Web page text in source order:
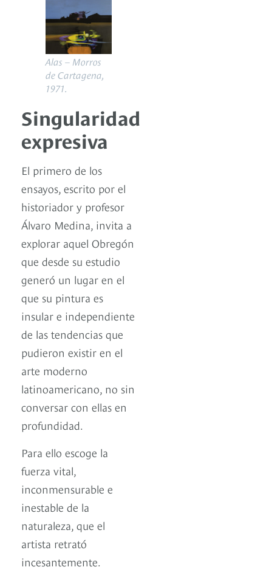
Alas – Morros
de Cartagena,
1971.
Singularidad
expresiva
El primero de los
ensayos, escrito por el
historiador y profesor
Álvaro Medina, invita a
explorar aquel Obregón
que desde su estudio
generó un lugar en el
que su pintura es
insular e independiente
de las tendencias que
pudieron existir en el
arte moderno
latinoamericano, no sin
conversar con ellas en
profundidad.
Para ello escoge la
fuerza vital,
inconmensurable e
inestable de la
naturaleza, que el
artista retrató
incesantemente.